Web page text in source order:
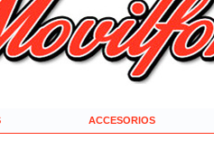
ACCESORIOS